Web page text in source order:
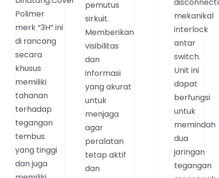
Polimer
merk “3H” ini
di rancang
secara
khusus
memiliki
tahanan
terhadap
tegangan
tembus
yang tinggi
dan juga
pemutus
sirkuit.
Memberikan
visibilitas
dan
informasi
yang akurat
untuk
menjaga
agar
peralatan
tetap aktif
dan
mekanikal
interlock
antar
switch.
Unit ini
dapat
berfungsi
untuk
memindah
dua
jaringan
tegangan